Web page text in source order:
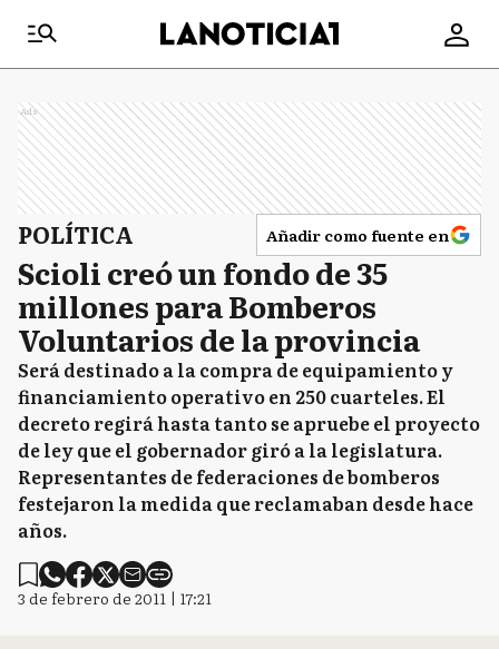
Ads
POLÍTICA Añadir como fuente en
Scioli creó un fondo de 35
millones para Bomberos
Voluntarios de la provincia
Será destinado a la compra de equipamiento y
financiamiento operativo en 250 cuarteles. El
decreto regirá hasta tanto se apruebe el proyecto
de ley que el gobernador giró a la legislatura.
Representantes de federaciones de bomberos
festejaron la medida que reclamaban desde hace
años.
3 de febrero de 2011 | 17:21